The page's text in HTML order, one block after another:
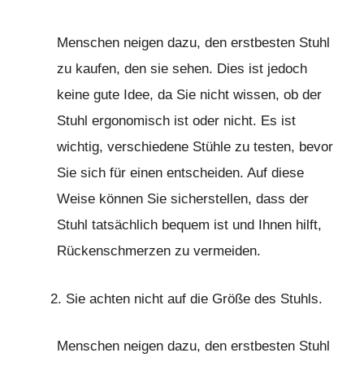
Menschen neigen dazu, den erstbesten Stuhl
zu kaufen, den sie sehen. Dies ist jedoch
keine gute Idee, da Sie nicht wissen, ob der
Stuhl ergonomisch ist oder nicht. Es ist
wichtig, verschiedene Stühle zu testen, bevor
Sie sich für einen entscheiden. Auf diese
Weise können Sie sicherstellen, dass der
Stuhl tatsächlich bequem ist und Ihnen hilft,
Rückenschmerzen zu vermeiden.
Sie achten nicht auf die Größe des Stuhls.
Menschen neigen dazu, den erstbesten Stuhl